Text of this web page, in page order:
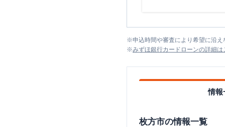
※申込時間や審査により希望に沿
※みずほ銀行カードローンの詳細は
情報
枚方市の情報一覧